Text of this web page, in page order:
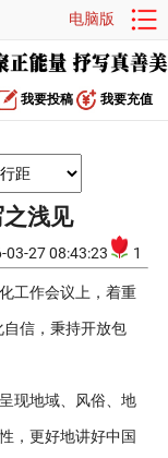
电脑版
我要投稿 我要充值
浅见
03-27 08:43:23 1
作会议上，着重
自信，秉持开放包
地域、风俗、地
，更好地讲好中国